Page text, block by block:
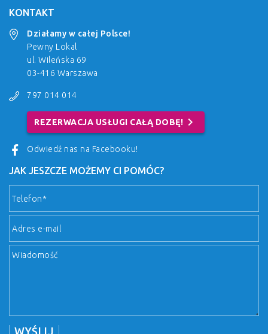
KONTAKT
Działamy w całej Polsce!
Pewny Lokal
ul. Wileńska 69
03-416 Warszawa
797 014 014
REZERWACJA USŁUGI CAŁĄ DOBĘ! chevron_right
Odwiedź nas na Facebooku!
JAK JESZCZE MOŻEMY CI POMÓC?